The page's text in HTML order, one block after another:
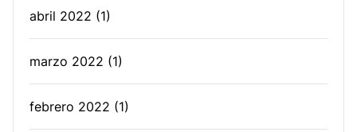
abril 2022 (1)
marzo 2022 (1)
febrero 2022 (1)